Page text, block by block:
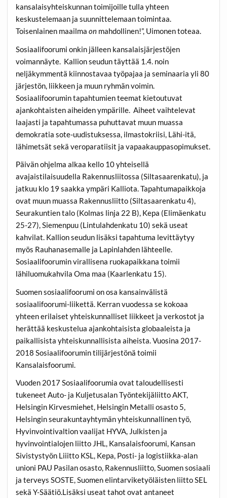
kansalaisyhteiskunnan toimijoille tulla yhteen
keskustelemaan ja suunnittelemaan toimintaa.
Toisenlainen maailmaon mahdollinen!”, Uimonen toteaa.
Sosiaalifoorumi onkin jälleen kansalaisjärjestöjen
voimannäyte. Kallion seudun täyttää 1.4. noin
neljäkymmentä kiinnostavaa työpajaa ja seminaaria yli 80
järjestön, liikkeen ja muun ryhmän voimin.
Sosiaalifoorumin tapahtumien teemat kietoutuvat
ajankohtaisten aiheiden ympärille. Aiheet vaihtelevat
laajasti ja tapahtumassa puhuttavat muun muassa
demokratia sote-uudistuksessa, ilmastokriisi, Lähi-itä,
lähimetsät sekä veroparatiisit ja vapaakauppasopimukset.
Päivän ohjelma alkaa kello 10 yhteisellä
avajaistilaisuudella Rakennusliitossa (Siltasaarenkatu), ja
jatkuu klo 19 saakka ympäri Kalliota. Tapahtumapaikkoja
ovat muun muassa Rakennusliitto (Siltasaarenkatu 4),
Seurakuntien talo (Kolmas linja 22 B), Kepa (Elimäenkatu
25-27), Siemenpuu (Lintulahdenkatu 10) sekä useat
kahvilat. Kallion seudun lisäksi tapahtuma levittäytyy
myös Rauhanasemalle ja Lapinlahden lähteelle.
Sosiaalifoorumin virallisena ruokapaikkana toimii
lähiluomukahvila Oma maa (Kaarlenkatu 15).
Suomen sosiaalifoorumi on osa kansainvälistä
sosiaalifoorumi-liikettä. Kerran vuodessa se kokoaa
yhteen erilaiset yhteiskunnalliset liikkeet ja verkostot ja
herättää keskustelua ajankohtaisista globaaleista ja
paikallisista yhteiskunnallisista aiheista. Vuosina 2017-
2018 Sosiaalifoorumin tilijärjestönä toimii
Kansalaisfoorumi.
Vuoden 2017 Sosiaalifoorumia ovat taloudellisesti
tukeneet Auto- ja Kuljetusalan Työntekijäliitto AKT,
Helsingin Kirvesmiehet, Helsingin Metalli osasto 5,
Helsingin seurakuntayhtymän yhteiskunnallinen työ,
Hyvinvointivaltion vaalijat HYVA, Julkisten ja
hyvinvointialojen liitto JHL, Kansalaisfoorumi, Kansan
Sivistystyön Liiitto KSL, Kepa, Posti- ja logistiikka-alan
unioni PAU Pasilan osasto, Rakennusliitto, Suomen sosiaali
ja terveys SOSTE, Suomen elintarviketyöläisten liitto SEL
sekä Y-Säätiö.Lisäksi useat tahot ovat antaneet